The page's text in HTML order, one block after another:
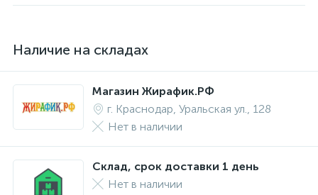
Наличие на складах
Магазин Жирафик.РФ
г. Краснодар, Уральская ул., 128
Нет в наличии
Склад, срок доставки 1 день
Нет в наличии